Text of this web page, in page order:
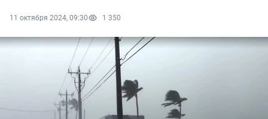
11 октября 2024, 09:30 1 350